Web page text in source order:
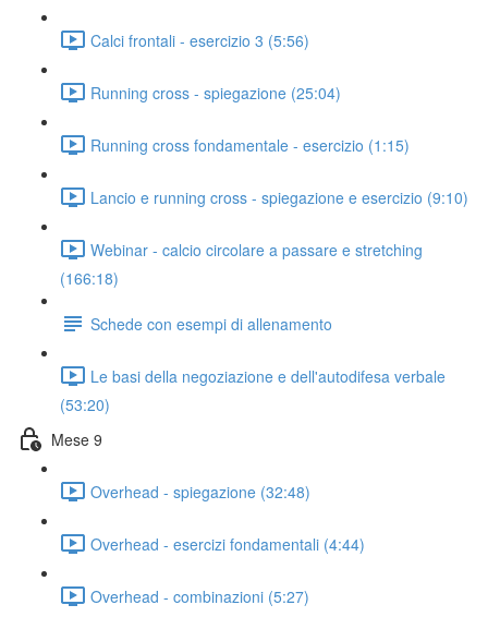
Calci frontali - esercizio 3 (5:56)
Running cross - spiegazione (25:04)
Running cross fondamentale - esercizio (1:15)
Lancio e running cross - spiegazione e esercizio (9:10)
Webinar - calcio circolare a passare e stretching
(166:18)
Schede con esempi di allenamento
Le basi della negoziazione e dell'autodifesa verbale
(53:20)
Mese 9
Overhead - spiegazione (32:48)
Overhead - esercizi fondamentali (4:44)
Overhead - combinazioni (5:27)